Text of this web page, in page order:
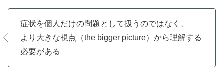
症状を個人だけの問題として扱うのではなく、
より大きな視点（the bigger picture）から理解する
必要がある